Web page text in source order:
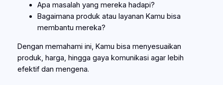
Apa masalah yang mereka hadapi?
Bagaimana produk atau layanan Kamu bisa
membantu mereka?
Dengan memahami ini, Kamu bisa menyesuaikan
produk, harga, hingga gaya komunikasi agar lebih
efektif dan mengena.